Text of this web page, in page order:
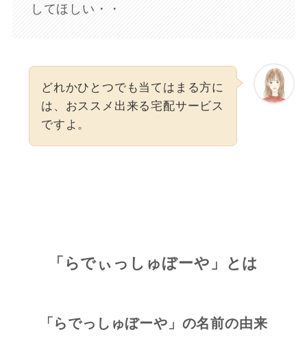
してほしい・・
どれかひとつでも当てはまる方に
は、おススメ出来る宅配サービス
ですよ。
「らでぃっしゅぼーや」とは
「らでっしゅぼーや」の名前の由来